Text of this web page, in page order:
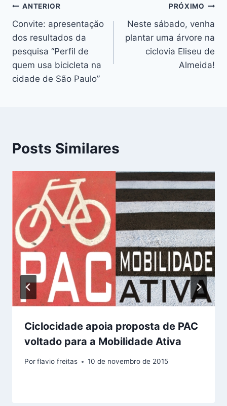
Navegação
de
Post
ANTERIOR
Convite: apresentação
dos resultados da
pesquisa “Perfil de
quem usa bicicleta na
cidade de São Paulo”
PRÓXIMO
Neste sábado, venha
plantar uma árvore na
ciclovia Eliseu de
Almeida!
Posts Similares
Ciclocidade apoia proposta de PAC
voltado para a Mobilidade Ativa
Porflavio freitas 10 de novembro de 2015